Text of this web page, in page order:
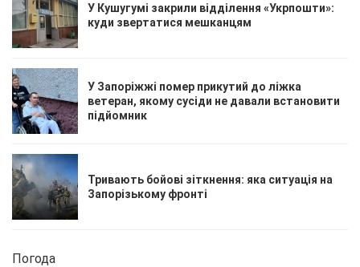
У Кушугумі закрили відділення «Укрпошти»:
куди звертатися мешканцям
У Запоріжжі помер прикутий до ліжка
ветеран, якому сусіди не давали встановити
підйомник
Тривають бойові зіткнення: яка ситуація на
Запорізькому фронті
Погода